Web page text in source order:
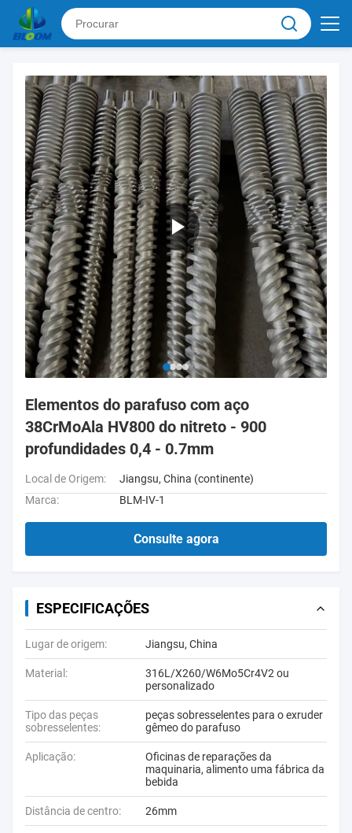
Elementos do parafuso com aço
38CrMoAla HV800 do nitreto - 900
profundidades 0,4 - 0.7mm
Local de Origem:
Jiangsu, China (continente)
Marca:
BLM-IV-1
Consulte agora
ESPECIFICAÇÕES
Lugar de origem: Jiangsu, China
Material:
316L/X260/W6Mo5Cr4V2 ou
personalizado
Tipo das peças
sobresselentes:
peças sobresselentes para o exruder
gêmeo do parafuso
Aplicação:
Oficinas de reparações da
maquinaria, alimento uma fábrica da
bebida
Distância de centro: 26mm